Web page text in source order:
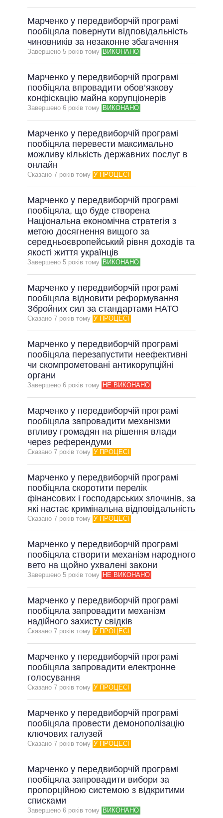
Марченко у передвиборчій програмі
пообіцяла повернути відповідальність
чиновників за незаконне збагачення
Завершено 5 рокiв тому ВИКОНАНО
Марченко у передвиборчій програмі
пообіцяла впровадити обов’язкову
конфіскацію майна корупціонерів
Завершено 6 рокiв тому ВИКОНАНО
Марченко у передвиборчій програмі
пообіцяла перевести максимально
можливу кількість державних послуг в
онлайн
Сказано 7 рокiв тому У ПРОЦЕСІ
Марченко у передвиборчій програмі
пообіцяла, що буде створена
Національна економічна стратегія з
метою досягнення вищого за
середньоєвропейський рівня доходів та
якості життя українців
Завершено 5 рокiв тому ВИКОНАНО
Марченко у передвиборчій програмі
пообіцяла відновити реформування
Збройних сил за стандартами НАТО
Сказано 7 рокiв тому У ПРОЦЕСІ
Марченко у передвиборчій програмі
пообіцяла перезапустити неефективні
чи скомпрометовані антикорупційні
органи
Завершено 6 рокiв тому НЕ ВИКОНАНО
Марченко у передвиборчій програмі
пообіцяла запровадити механізми
впливу громадян на рішення влади
через референдуми
Сказано 7 рокiв тому У ПРОЦЕСІ
Марченко у передвиборчій програмі
пообіцяла скоротити перелік
фінансових і господарських злочинів, за
які настає кримінальна відповідальність
Сказано 7 рокiв тому У ПРОЦЕСІ
Марченко у передвиборчій програмі
пообіцяла створити механізм народного
вето на щойно ухвалені закони
Завершено 5 рокiв тому НЕ ВИКОНАНО
Марченко у передвиборчій програмі
пообіцяла запровадити механізм
надійного захисту свідків
Сказано 7 рокiв тому У ПРОЦЕСІ
Марченко у передвиборчій програмі
пообіцяла запровадити електронне
голосування
Сказано 7 рокiв тому У ПРОЦЕСІ
Марченко у передвиборчій програмі
пообіцяла провести демонополізацію
ключових галузей
Сказано 7 рокiв тому У ПРОЦЕСІ
Марченко у передвиборчій програмі
пообіцяла запровадити вибори за
пропорційною системою з відкритими
списками
Завершено 6 рокiв тому ВИКОНАНО